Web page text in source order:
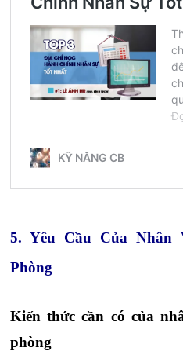
5. Yêu Cầu Của Nhân
Phòng
Kiến thức cần có của
phòng